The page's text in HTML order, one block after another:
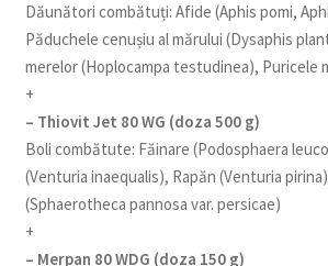
Dăunători combătuți: Afide (Aphis pomi,
Păduchele cenușiu al mărului (Dysaphis
merelor (Hoplocampa testudinea), Puricele
+
– Thiovit Jet 80 WG (doza 500 g)
Boli combătute: Făinare (Podosphaera
(Venturia inaequalis), Rapăn (Venturia
(Sphaerotheca pannosa var. persicae)
+
– Merpan 80 WDG (doza 150 g)